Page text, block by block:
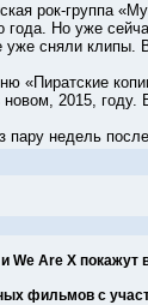
рок-группа
года. Но уже
уже сняли клипы.
копии»
2015, году.
недель после
Are X покажут
фильмов с